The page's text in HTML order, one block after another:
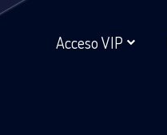
Acceso VIP